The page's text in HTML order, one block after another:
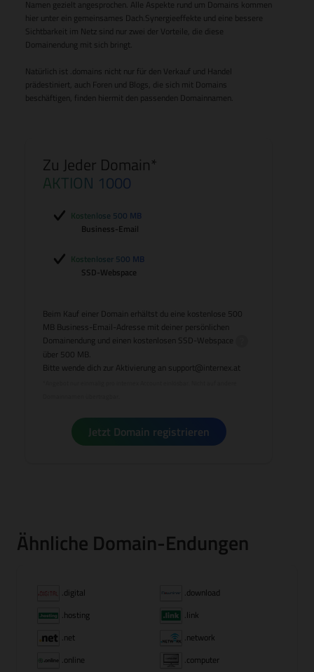
Namen gezielt angesprochen. Alle Aspekte rund um Domains kommen
hier unter ein gemeinsames Dach.Synergieeffekte und eine bessere
Sichtbarkeit im Netz sind nur zwei der Vorteile, die diese
Domainendung mit sich bringt.
Natürlich ist .domains nicht nur für den Verkauf und Handel
prädestiniert, auch Foren und Blogs, die sich mit Domains
beschäftigen, finden hiermit den passenden Domainnamen.
Zu Jeder Domain*
AKTION 1000
Kostenlose 500 MB
Business-Email
Kostenloser 500 MB
SSD-Webspace
Beim Kauf einer Domain erhältst du eine kostenlose 500
MB Business-Email-Adresse mit deiner persönlichen
Domainendung und einen kostenlosen SSD-Webspace
über 500 MB.
Bitte wende dich zur Aktivierung an support@internex.at
Jetzt Domain registrieren
Ähnliche Domain-Endungen
.digital
.download
.hosting
.link
.net
.network
.online
.computer